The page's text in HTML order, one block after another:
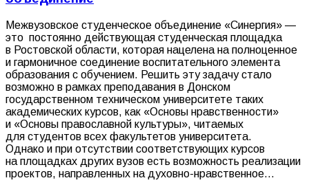
Межвузовское студенческое объединение «Синергия» —
это постоянно действующая студенческая площадка
в Ростовской области, которая нацелена на полноценное
и гармоничное соединение воспитательного элемента
образования с обучением. Решить эту задачу стало
возможно в рамках преподавания в Донском
государственном техническом университете таких
академических курсов, как «Основы нравственности»
и «Основы православной культуры», читаемых
для студентов всех факультетов университета.
Однако и при отсутствии соответствующих курсов
на площадках других вузов есть возможность реализации
проектов, направленных на духовно-нравственное…